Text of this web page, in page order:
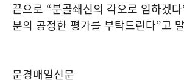
끝으로 “분골쇄신의 각오로 임하겠다
분의 공정한 평가를 부탁드린다”고
문경매일신문